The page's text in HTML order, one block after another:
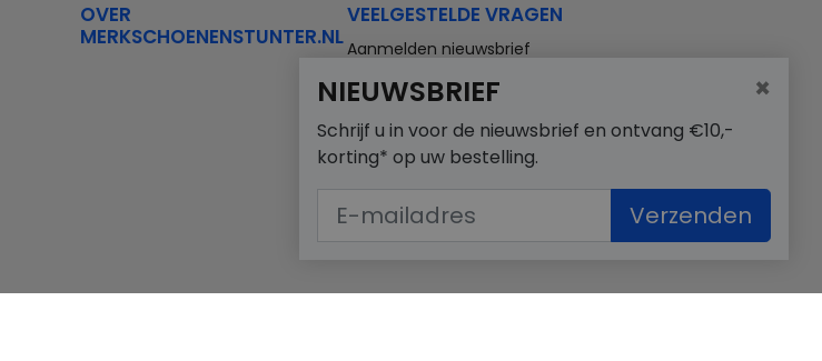
OVER
MERKSCHOENENSTUNTER.NL
VEELGESTELDE VRAGEN
Aanmelden nieuwsbrief
×
NIEUWSBRIEF
Schrijf u in voor de nieuwsbrief en ontvang €10,-
korting* op uw bestelling.
Verzenden